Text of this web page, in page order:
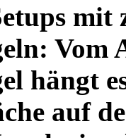
mit
Vom
hängt
auf